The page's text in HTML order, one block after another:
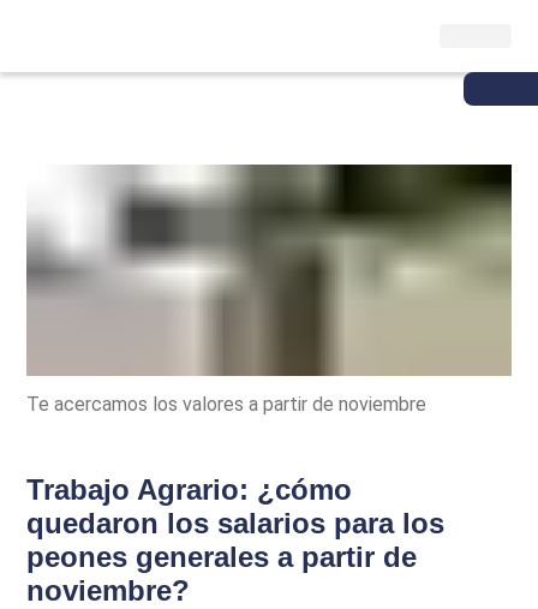
Te acercamos los valores a partir de noviembre
Trabajo Agrario: ¿cómo
quedaron los salarios para los
peones generales a partir de
noviembre?